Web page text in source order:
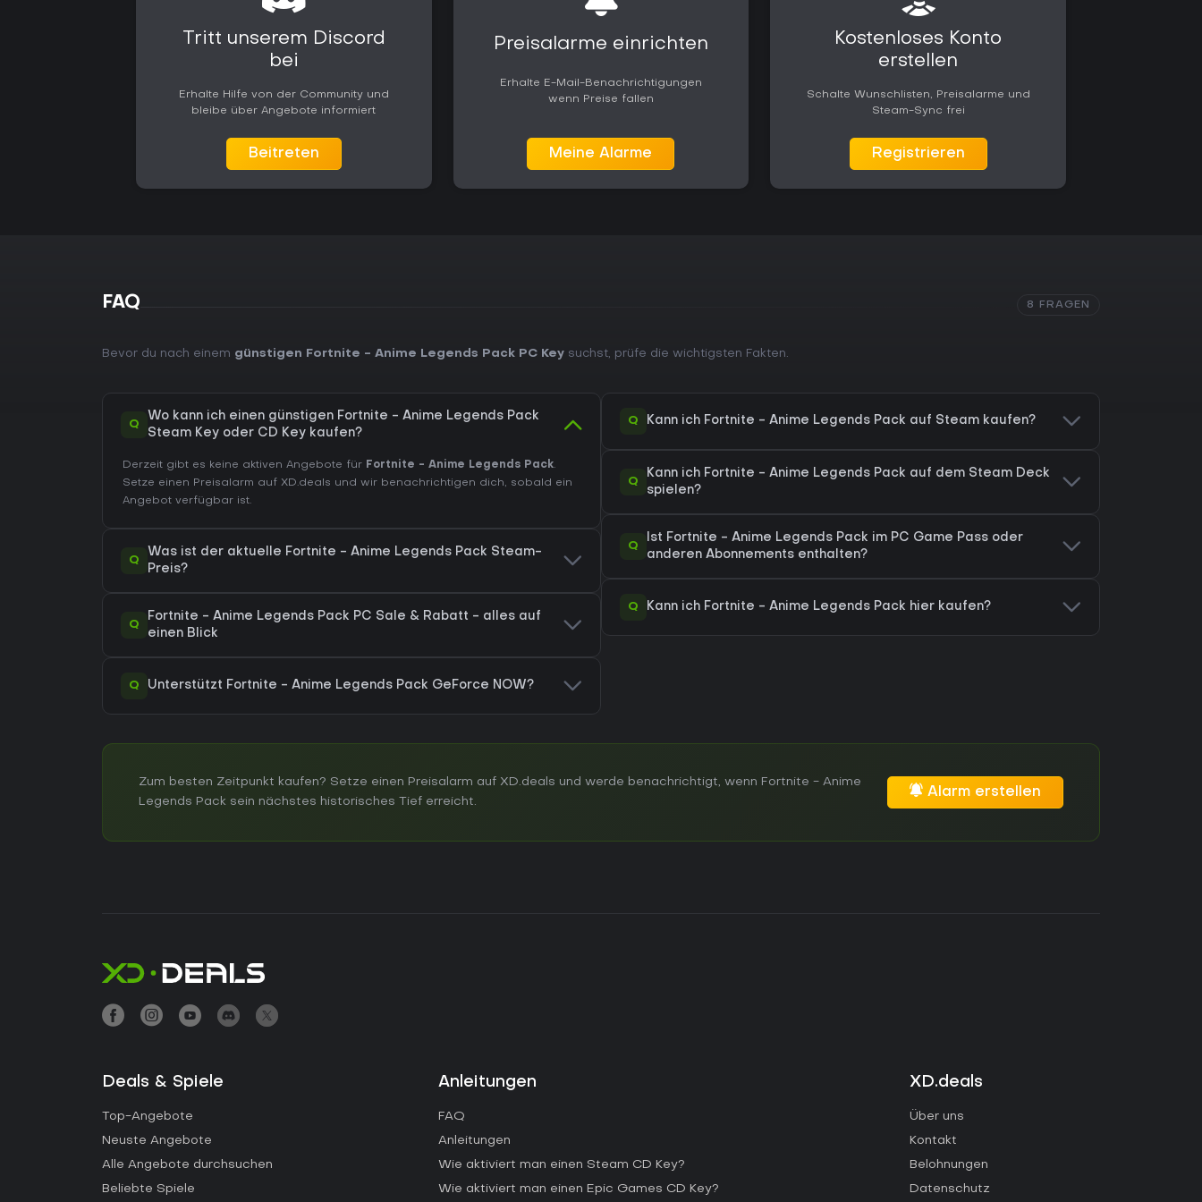
Tritt unserem Discord
bei
Erhalte Hilfe von der Community und
bleibe über Angebote informiert
Beitreten
Preisalarme einrichten
Erhalte E-Mail-Benachrichtigungen
wenn Preise fallen
Meine Alarme
Kostenloses Konto
erstellen
Schalte Wunschlisten, Preisalarme und
Steam-Sync frei
Registrieren
FAQ 8 FRAGEN
Bevor du nach einem günstigen Fortnite - Anime Legends Pack PC Key suchst, prüfe die wichtigsten Fakten.
Q
Wo kann ich einen günstigen Fortnite - Anime Legends Pack
Steam Key oder CD Key kaufen?
Derzeit gibt es keine aktiven Angebote für Fortnite - Anime Legends Pack.
Setze einen Preisalarm auf XD.deals und wir benachrichtigen dich, sobald ein
Angebot verfügbar ist.
Q
Was ist der aktuelle Fortnite - Anime Legends Pack Steam-
Preis?
Q
Fortnite - Anime Legends Pack PC Sale & Rabatt - alles auf
einen Blick
Q Unterstützt Fortnite - Anime Legends Pack GeForce NOW?
Q Kann ich Fortnite - Anime Legends Pack auf Steam kaufen?
Q
Kann ich Fortnite - Anime Legends Pack auf dem Steam Deck
spielen?
Q
Ist Fortnite - Anime Legends Pack im PC Game Pass oder
anderen Abonnements enthalten?
Q Kann ich Fortnite - Anime Legends Pack hier kaufen?
Zum besten Zeitpunkt kaufen? Setze einen Preisalarm auf XD.deals und werde benachrichtigt, wenn Fortnite - Anime
Legends Pack sein nächstes historisches Tief erreicht.
Alarm erstellen
Deals & Spiele
Top-Angebote
Neuste Angebote
Alle Angebote durchsuchen
Beliebte Spiele
Anleitungen
FAQ
Anleitungen
Wie aktiviert man einen Steam CD Key?
Wie aktiviert man einen Epic Games CD Key?
XD.deals
Über uns
Kontakt
Belohnungen
Datenschutz